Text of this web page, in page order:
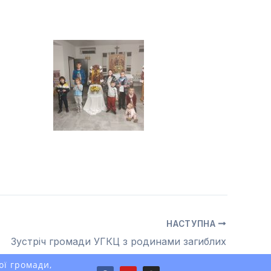
НАСТУПНА
Зустріч громади УГКЦ з родинами загиблих
громади,